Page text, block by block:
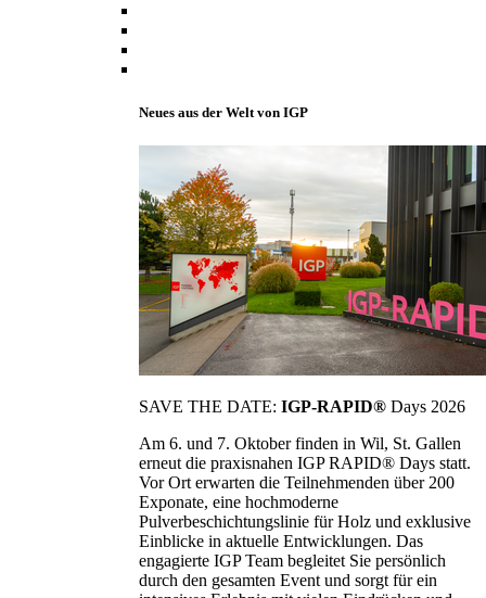
Neues aus der Welt von IGP
SAVE THE DATE: IGP-RAPID® Days 2026
Am 6. und 7. Oktober finden in Wil, St. Gallen
erneut die praxisnahen IGP RAPID® Days statt.
Vor Ort erwarten die Teilnehmenden über 200
Exponate, eine hochmoderne
Pulverbeschichtungslinie für Holz und exklusive
Einblicke in aktuelle Entwicklungen. Das
engagierte IGP Team begleitet Sie persönlich
durch den gesamten Event und sorgt für ein